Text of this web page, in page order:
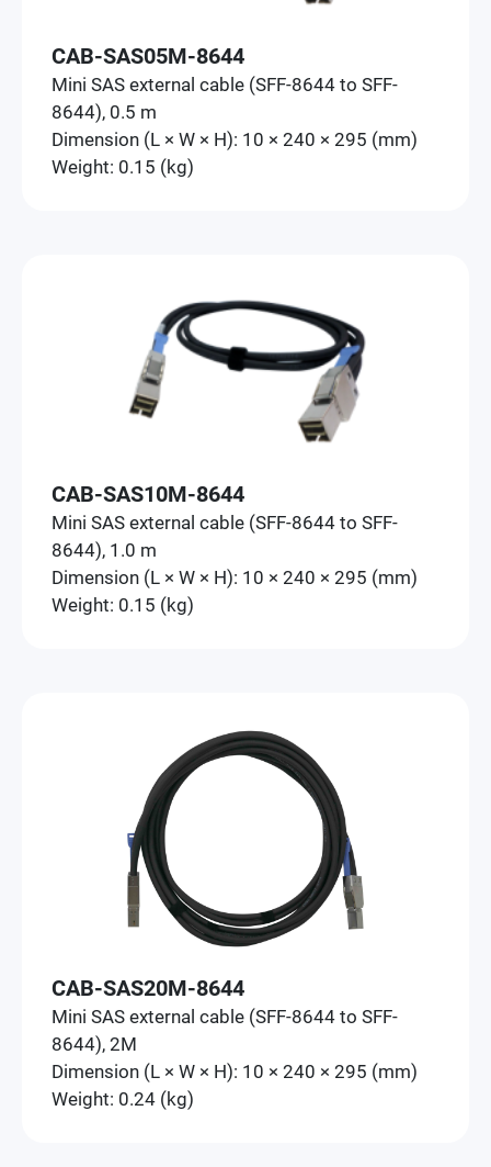
CAB-SAS05M-8644
Mini SAS external cable (SFF-8644 to SFF-
8644), 0.5 m
Dimension (L × W × H): 10 × 240 × 295 (mm)
Weight: 0.15 (kg)
CAB-SAS10M-8644
Mini SAS external cable (SFF-8644 to SFF-
8644), 1.0 m
Dimension (L × W × H): 10 × 240 × 295 (mm)
Weight: 0.15 (kg)
CAB-SAS20M-8644
Mini SAS external cable (SFF-8644 to SFF-
8644), 2M
Dimension (L × W × H): 10 × 240 × 295 (mm)
Weight: 0.24 (kg)